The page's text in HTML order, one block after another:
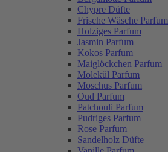
Chypre Düfte
Frische Wäsche Parfum
Holziges Parfum
Jasmin Parfum
Kokos Parfum
Maiglöckchen Parfum
Molekül Parfum
Moschus Parfum
Oud Parfum
Patchouli Parfum
Pudriges Parfum
Rose Parfum
Sandelholz Düfte